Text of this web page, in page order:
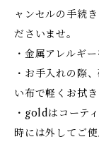
ャンセルの手続
ださいませ。
・金属アレルギ
・お手入れの際
い布で軽くお拭き
・goldはコーテ
時には外してご使